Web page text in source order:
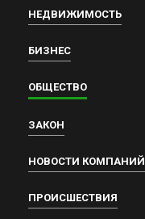
НЕДВИЖИМОСТЬ
БИЗНЕС
ОБЩЕСТВО
ЗАКОН
НОВОСТИ КОМПАНИЙ
ПРОИСШЕСТВИЯ